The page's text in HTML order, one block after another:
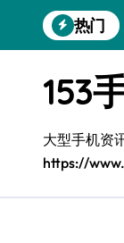
到
热门
153
大型手机资
https://